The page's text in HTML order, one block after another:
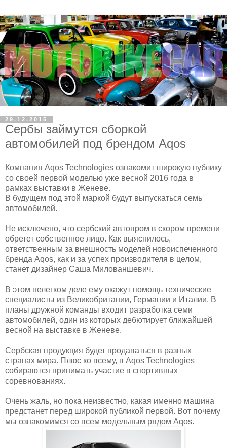
29.12.2015
Сербы займутся сборкой
автомобилей под брендом Aqos
Компания Aqos Technologies ознакомит широкую публику
со своей первой моделью уже весной 2016 года в
рамках выставки в Женеве.
В будущем под этой маркой будут выпускаться семь
автомобилей.
Не исключено, что сербский автопром в скором времени
обретет собственное лицо. Как выяснилось,
ответственным за внешность моделей новоиспеченного
бренда Aqos, как и за успех производителя в целом,
станет дизайнер Саша Милованшевич.
В этом нелегком деле ему окажут помощь технические
специалисты из Великобритании, Германии и Италии. В
планы дружной команды входит разработка семи
автомобилей, один из которых дебютирует ближайшей
весной на выставке в Женеве.
Сербская продукция будет продаваться в разных
странах мира. Плюс ко всему, в Aqos Technologies
собираются принимать участие в спортивных
соревнованиях.
Очень жаль, но пока неизвестно, какая именно машина
предстанет перед широкой публикой первой. Вот почему
мы ознакомимся со всем модельным рядом Aqos.